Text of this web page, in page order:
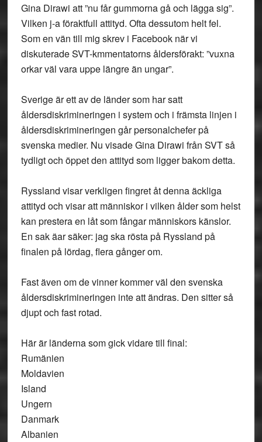
Gina Dirawi att ”nu får gummorna gå och lägga sig”.
Vilken j-a föraktfull attityd. Ofta dessutom helt fel.
Som en vän till mig skrev i Facebook när vi
diskuterade SVT-kmmentatorns åldersförakt: ”vuxna
orkar väl vara uppe längre än ungar”.
Sverige är ett av de länder som har satt
åldersdiskrimineringen i system och i främsta linjen i
åldersdiskrimineringen går personalchefer på
svenska medier. Nu visade Gina Dirawi från SVT så
tydligt och öppet den attityd som ligger bakom detta.
Ryssland visar verkligen fingret åt denna äckliga
attityd och visar att människor i vilken ålder som helst
kan prestera en låt som fångar människors känslor.
En sak äar säker: jag ska rösta på Ryssland på
finalen på lördag, flera gånger om.
Fast även om de vinner kommer väl den svenska
åldersdiskrimineringen inte att ändras. Den sitter så
djupt och fast rotad.
Här är länderna som gick vidare till final:
Rumänien
Moldavien
Island
Ungern
Danmark
Albanien